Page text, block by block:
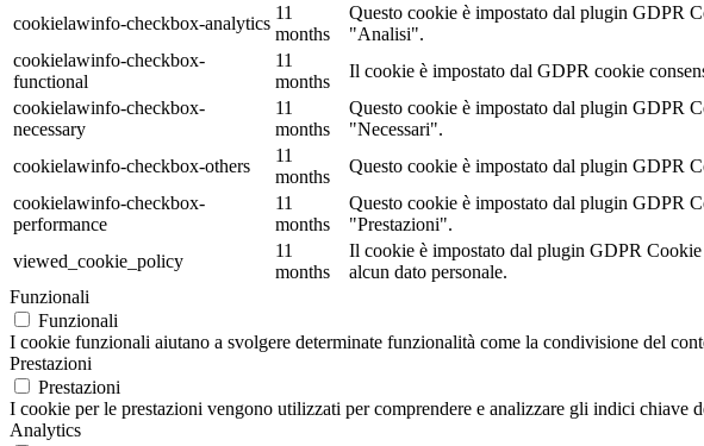
cookielawinfo-checkbox-analytics
11
months
Questo cookie è impostato dal plugin GDPR
"Analisi".
cookielawinfo-checkbox-
functional
11
months
Il cookie è impostato dal GDPR cookie
cookielawinfo-checkbox-
necessary
11
months
Questo cookie è impostato dal plugin GDPR
"Necessari".
cookielawinfo-checkbox-others
11
months
Questo cookie è impostato dal plugin GDPR
cookielawinfo-checkbox-
performance
11
months
Questo cookie è impostato dal plugin GDPR
"Prestazioni".
viewed_cookie_policy
11
months
Il cookie è impostato dal plugin GDPR
alcun dato personale.
Funzionali
Funzionali
I cookie funzionali aiutano a svolgere determinate funzionalità come la condivisione del
Prestazioni
Prestazioni
I cookie per le prestazioni vengono utilizzati per comprendere e analizzare gli indici
Analytics